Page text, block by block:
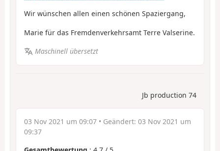
Wir wünschen allen einen schönen Spaziergang,
Marie für das Fremdenverkehrsamt Terre Valserine.
Maschinell übersetzt
Jb production 74
03 Nov 2021 um 09:07 • Geändert: 03 Nov 2021 um
09:37